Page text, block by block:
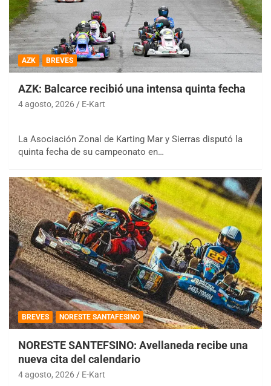
AZK BREVES
AZK: Balcarce recibió una intensa quinta fecha
4 agosto, 2026 E-Kart
La Asociación Zonal de Karting Mar y Sierras disputó la
quinta fecha de su campeonato en…
BREVES NORESTE SANTAFESINO
NORESTE SANTEFSINO: Avellaneda recibe una
nueva cita del calendario
4 agosto, 2026 E-Kart